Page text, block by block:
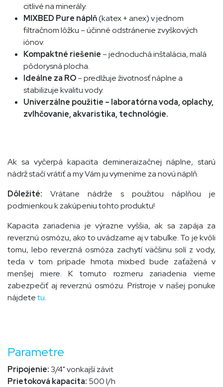
citlivé na minerály.
MIXBED Pure náplň(katex + anex) v jednom
filtračnom lôžku – účinné odstránenie zvyškových
iónov.
Kompaktné riešenie – jednoduchá inštalácia, malá
pôdorysná plocha.
Ideálne za RO– predlžuje životnosť náplne a
stabilizuje kvalitu vody.
Univerzálne použitie – laboratórna voda, oplachy,
zvlhčovanie, akvaristika, technológie.
Ak sa vyčerpá kapacita demineraizačnej náplne, starú
nádrž stačí vrátiť a my Vám ju vymeníme za novú náplň.
Dôležité: Vrátane nádrže s použitou náplňou je
podmienkou k zakúpeniu tohto produktu!
Kapacita zariadenia je výrazne vyššia, ak sa zapája za
reverznú osmózu, ako to uvádzame aj v tabuľke. To je kvôli
tomu, lebo reverzná osmóza zachytí väčšinu solí z vody,
teda v tom prípade hmota mixbed bude zaťažená v
menšej miere. K tomuto rozmeru zariadenia vieme
zabezpečiť aj reverznú osmózu. Prístroje v našej ponuke
nájdetetu.
Parametre
Pripojenie:3/4" vonkajší závit
Prietoková kapacita: 500 l/h